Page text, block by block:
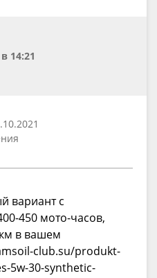
14:21
вариант с
450 мото-часов,
в вашем
club.su/produkt-
5w-30-synthetic-